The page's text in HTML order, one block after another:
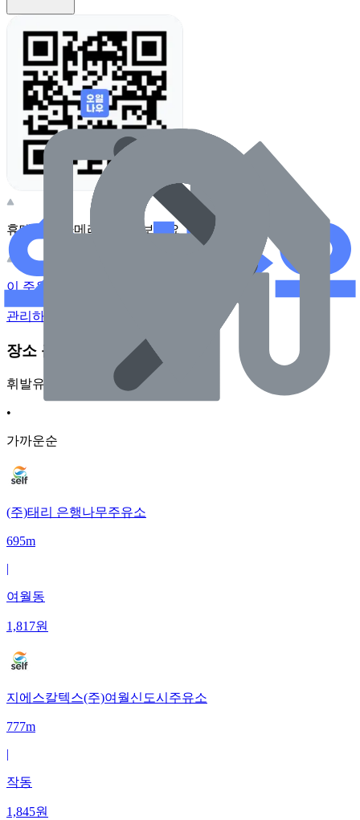
휴대전화 카메라로 찍어보세요
이 주유소의 사장님이신가요?
관리하기
장소 근처 주유소
휘발유
•
가까운순
(주)태리 은행나무주유소
695m
|
여월동
1,817원
지에스칼텍스(주)여월신도시주유소
777m
|
작동
1,845원